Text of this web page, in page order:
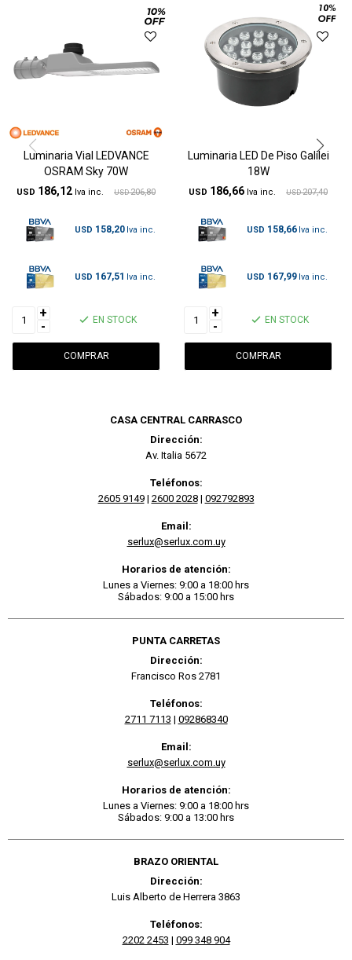
Luminaria Vial LEDVANCE
OSRAM Sky 70W
USD 186,12 USD 206,80
USD 158,20
USD 167,51
+
-
EN STOCK
Luminaria LED De Piso Galilei
18W
USD 186,66 USD 207,40
USD 158,66
USD 167,99
+
-
EN STOCK
CASA CENTRAL CARRASCO
Dirección:
Av. Italia 5672
Teléfonos:
2605 9149| 2600 2028| 092792893
Email:
serlux@serlux.com.uy
Horarios de atención:
Lunes a Viernes: 9:00 a 18:00 hrs
Sábados: 9:00 a 15:00 hrs
PUNTA CARRETAS
Dirección:
Francisco Ros 2781
Teléfonos:
2711 7113 | 092868340
Email:
serlux@serlux.com.uy
Horarios de atención:
Lunes a Viernes: 9:00 a 18:00 hrs
Sábados: 9:00 a 13:00 hrs
BRAZO ORIENTAL
Dirección:
Luis Alberto de Herrera 3863
Teléfonos:
2202 2453 | 099 348 904